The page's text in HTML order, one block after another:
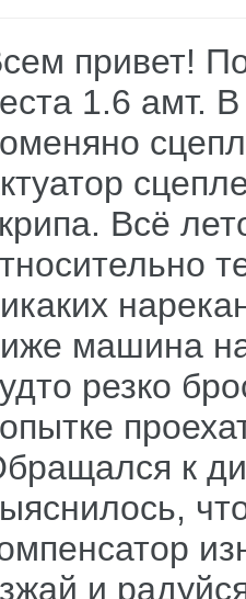
привет!
1.6 амт.
Всё
машина
резко
к
и